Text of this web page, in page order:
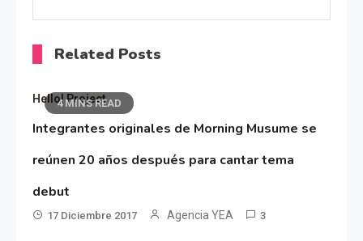
Related Posts
4 MINS READ
Hello! Project
Integrantes originales de Morning Musume se
reúnen 20 años después para cantar tema
debut
17 Diciembre 2017 Agencia YEA 3